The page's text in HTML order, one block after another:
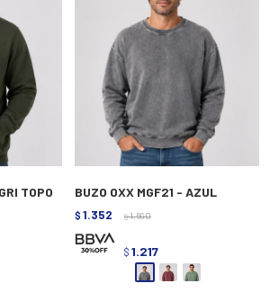
TOPO BUZO OXX MGF21 - AZUL
$ 1.352 $ 1.690
$ 1.217